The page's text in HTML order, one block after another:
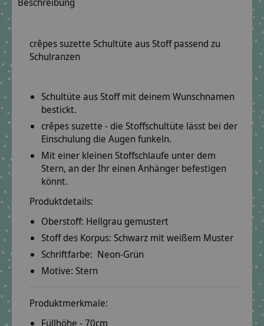
crêpes suzette Schultüte aus Stoff passend zu
Schulranzen
Schultüte aus Stoff mit deinem Wunschnamen
bestickt.
crêpes suzette - die Stoffschultüte lässt bei der
Einschulung die Augen funkeln.
Mit einer kleinen Stoffschlaufe unter dem
Stern, an der Ihr einen Anhänger befestigen
könnt.
Produktdetails:
Oberstoff: Hellgrau gemustert
Stoff des Korpus: Schwarz mit weißem Muster
Schriftfarbe: Neon-Grün
Motive: Stern
Produktmerkmale:
Füllhöhe - 70cm